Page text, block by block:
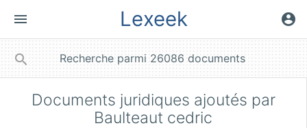
menu Lexeek account_circle
search
Documents juridiques ajoutés par
Baulteaut cedric